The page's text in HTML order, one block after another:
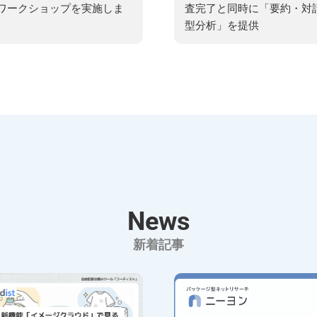
ークショップを実施しま
査完了と同時に「要約・対
型分析」を提供
News
新着記事